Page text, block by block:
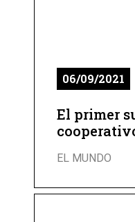
06/09/2021
El primer
EL MUNDO